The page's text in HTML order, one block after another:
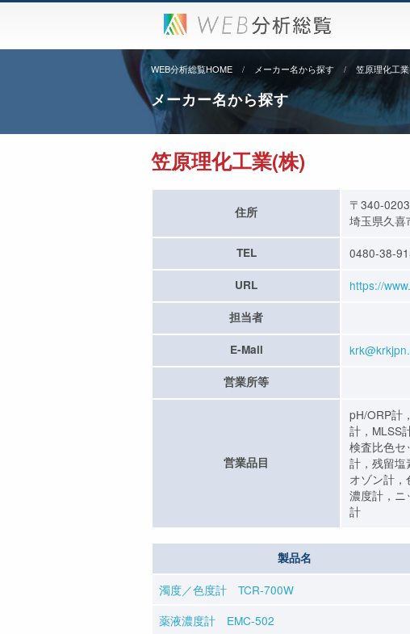
WEB分析総覧HOME メーカー名から探す 笠原理化工
メーカー名から探す
笠原理化工業(株)
住所
〒340-0203
埼玉県久喜
TEL 0480-38-
URL https://
担当者
E-Mail
営業所等
営業品目
pH/ORP計
計，MLSS
検査比色セ
計，残留塩
オゾン計
濃度計，ニ
計
製品名
濁度／色度計 TCR-700W
薬液濃度計 EMC-502